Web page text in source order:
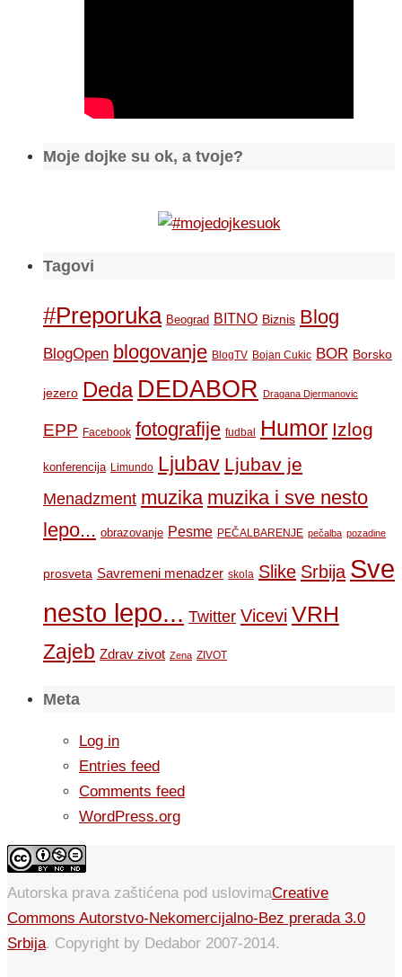
Moje dojke su ok, a tvoje?
Tagovi
#Preporuka Beograd BITNO Biznis Blog
BlogOpen blogovanje BlogTV Bojan Cukic BOR Borsko
jezero Deda DEDABOR Dragana Djermanovic
EPP Facebook fotografije fudbal Humor Izlog
konferencija Limundo Ljubav Ljubav je
Menadzment muzika muzika i sve nesto
lepo... obrazovanje Pesme PEČALBARENJE pečalba pozadine
prosveta Savremeni menadzer skola Slike Srbija Sve
nesto lepo... Twitter Vicevi VRH
Zajeb Zdrav zivot Zena ZIVOT
Meta
Log in
Entries feed
Comments feed
WordPress.org
Autorska prava zaštićena pod uslovimaCreative
Commons Autorstvo-Nekomercijalno-Bez prerada 3.0
Srbija. Copyright by Dedabor 2007-2014.